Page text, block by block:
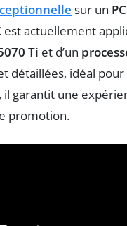
sur un
est actuellement
Ti et d’un
détaillées, idéal
il garantit une
promotion.